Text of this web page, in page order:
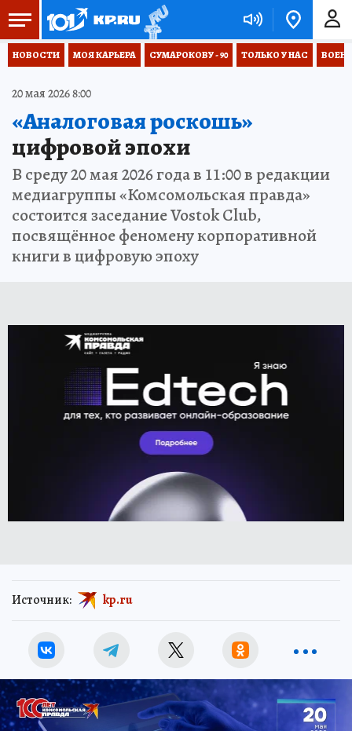
НОВОСТИ МОЯ КАРЬЕРА СУМАРОКОВУ - 90 ТОЛЬКО У НАС
20 мая 2026 8:00
«Аналоговая роскошь»
цифровой эпохи
В среду 20 мая 2026 года в 11:00 в редакции
медиагруппы «Комсомольская правда»
состоится заседание Vostok Club,
посвящённое феномену корпоративной
книги в цифровую эпоху
Источник: kp.ru